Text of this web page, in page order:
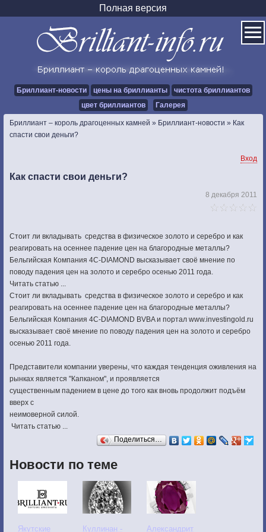
Полная версия
Бриллиант-новости цены на бриллианты
чистота бриллиантов
цвет бриллиантов
Галерея
Бриллиант – король драгоценных камней » Бриллиант-новости » Как
спасти свои деньги?
Вход
Как спасти свои деньги?
8 декабря 2011
Стоит ли вкладывать средства в физическое золото и серебро и как
реагировать на осеннее падение цен на благородные металлы?
Бельгийская Компания 4C-DIAMOND высказывает своё мнение по
поводу падения цен на золото и серебро осенью 2011 года.
Читать статью ...
Стоит ли вкладывать средства в физическое золото и серебро и как
реагировать на осеннее падение цен на благородные металлы?
Бельгийская Компания 4C-DIAMOND BVBA и портал www.investingold.ru
высказывает своё мнение по поводу падения цен на золото и серебро
осенью 2011 года.
Представители компании уверены, что каждая тенденция оживления на
рынках является "Капканом", и проявляется
существенным падением в цене до того как вновь продолжит подъём
вверх с
неимоверной силой.
Читать статью ...
Поделиться…
Новости по теме
Якутские
Куллинан -
Александрит